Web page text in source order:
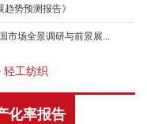
势预测报告》
市场全景调研与前景展...
轻工纺织
化率报告